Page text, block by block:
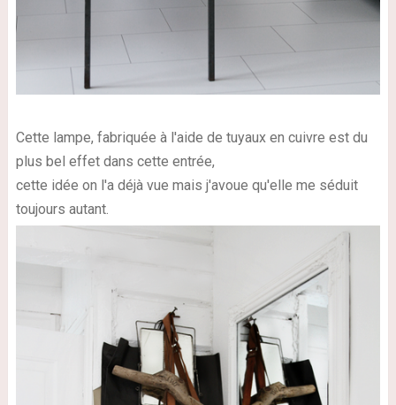
Cette lampe, fabriquée à l'aide de tuyaux en cuivre est du
plus bel effet dans cette entrée,
cette idée on l'a déjà vue mais j'avoue qu'elle me séduit
toujours autant.